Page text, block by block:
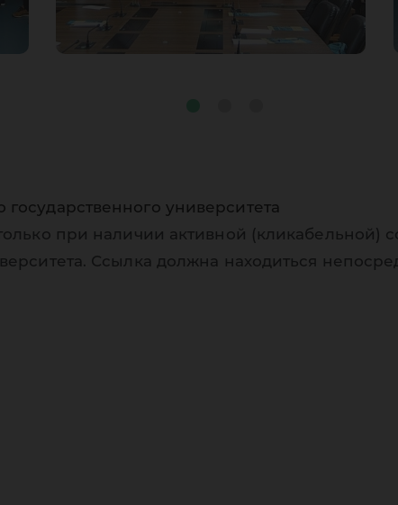
университета
при наличии активной (кликабельной)
Ссылка должна находиться